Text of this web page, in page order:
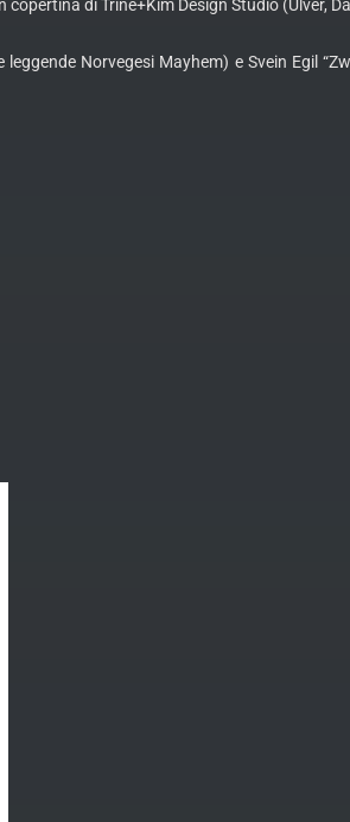
di Trine+Kim Design Studio (Ulver,
Norvegesi Mayhem) e Svein Egil